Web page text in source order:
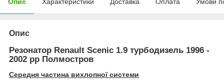
Опис
Резонатор Renault Scenic 1.9 турбодизель 1996 -
2002 рр Полмостров
Середня частина вихлопної системи